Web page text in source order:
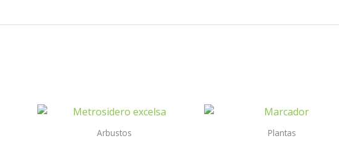
Arbustos Plantas